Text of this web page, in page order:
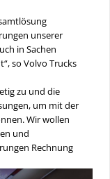
unserer
in Sachen
so Volvo Trucks
zu und die
um mit der
Wir wollen
und
Rechnung